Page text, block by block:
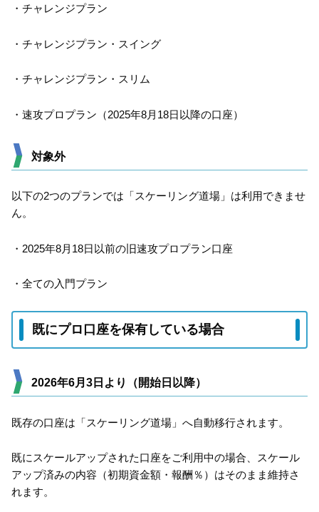
・チャレンジプラン
・チャレンジプラン・スイング
・チャレンジプラン・スリム
・速攻プロプラン（2025年8月18日以降の口座）
対象外
以下の2つのプランでは「スケーリング道場」は利用できませ
ん。
・2025年8月18日以前の旧速攻プロプラン口座
・全ての入門プラン
既にプロ口座を保有している場合
2026年6月3日より（開始日以降）
既存の口座は「スケーリング道場」へ自動移行されます。
既にスケールアップされた口座をご利用中の場合、スケール
アップ済みの内容（初期資金額・報酬％）はそのまま維持さ
れます。